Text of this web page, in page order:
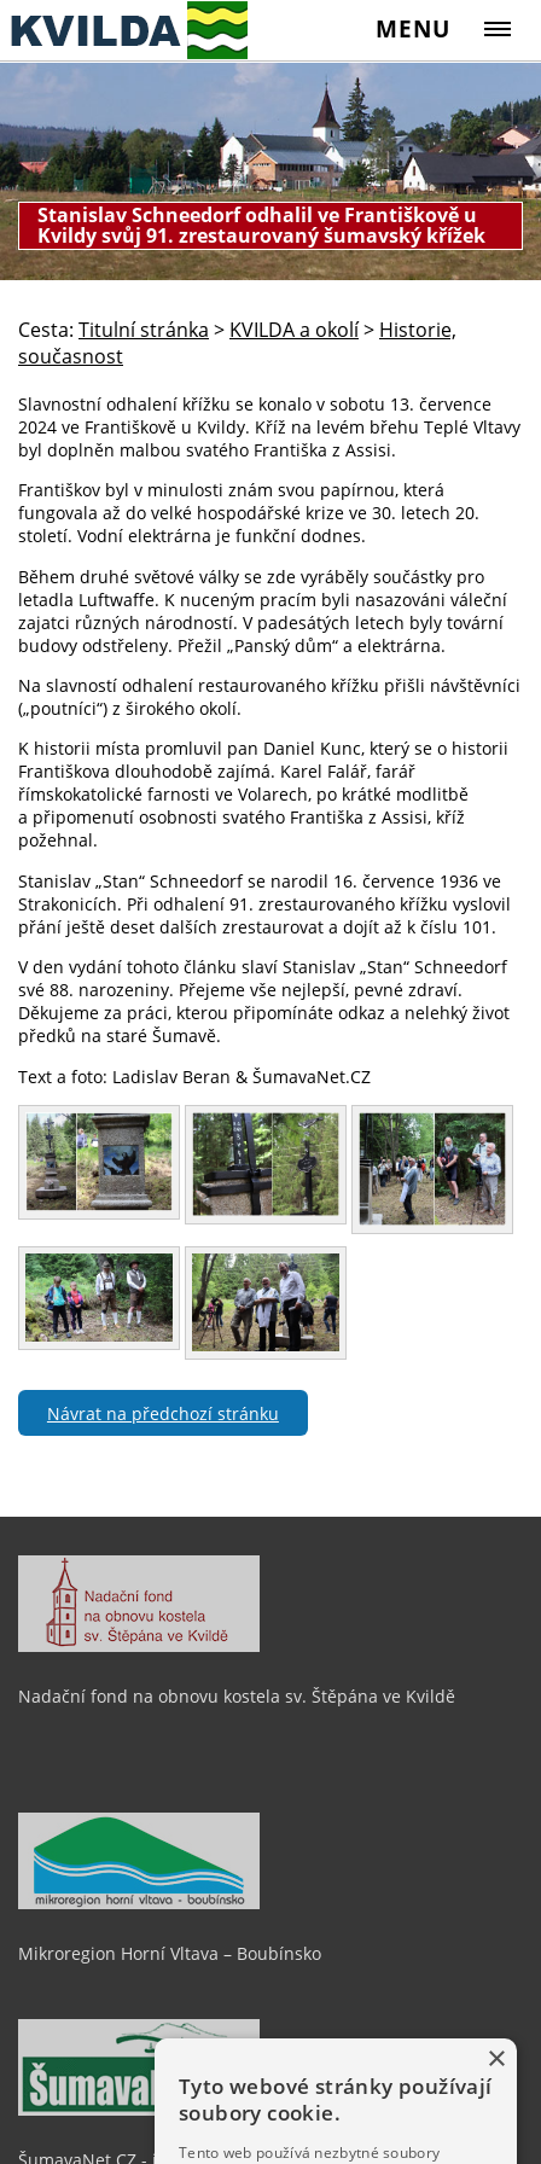
MENU
Stanislav Schneedorf odhalil ve Františkově u
Kvildy svůj 91. zrestaurovaný šumavský křížek
Cesta: Titulní stránka > KVILDA a okolí> Historie,
současnost
Slavnostní odhalení křížku se konalo v sobotu 13. července
2024 ve Františkově u Kvildy. Kříž na levém břehu Teplé Vltavy
byl doplněn malbou svatého Františka z Assisi.
Františkov byl v minulosti znám svou papírnou, která
fungovala až do velké hospodářské krize ve 30. letech 20.
století. Vodní elektrárna je funkční dodnes.
Během druhé světové války se zde vyráběly součástky pro
letadla Luftwaffe. K nuceným pracím byli nasazováni váleční
zajatci různých národností. V padesátých letech byly tovární
budovy odstřeleny. Přežil „Panský dům“ a elektrárna.
Na slavností odhalení restaurovaného křížku přišli návštěvníci
(„poutníci“) z širokého okolí.
K historii místa promluvil pan Daniel Kunc, který se o historii
Františkova dlouhodobě zajímá. Karel Falář, farář
římskokatolické farnosti ve Volarech, po krátké modlitbě
a připomenutí osobnosti svatého Františka z Assisi, kříž
požehnal.
Stanislav „Stan“ Schneedorf se narodil 16. července 1936 ve
Strakonicích. Při odhalení 91. zrestaurovaného křížku vyslovil
přání ještě deset dalších zrestaurovat a dojít až k číslu 101.
V den vydání tohoto článku slaví Stanislav „Stan“ Schneedorf
své 88. narozeniny. Přejeme vše nejlepší, pevné zdraví.
Děkujeme za práci, kterou připomínáte odkaz a nelehký život
předků na staré Šumavě.
Text a foto: Ladislav Beran & ŠumavaNet.CZ
Návrat na předchozí stránku
Nadační fond na obnovu kostela sv. Štěpána ve Kvildě
Mikroregion Horní Vltava – Boubínsko
×
Tyto webové stránky používají
soubory cookie.
Tento web používá nezbytné soubory